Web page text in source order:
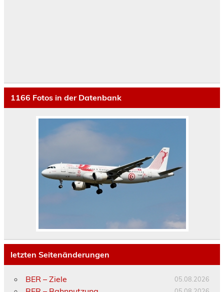
1166 Fotos in der Datenbank
letzten Seitenänderungen
BER – Ziele 05.08.2026